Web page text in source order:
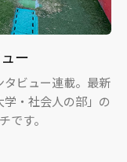
ー
タビュー連載。最新
・社会人の部」の
です。